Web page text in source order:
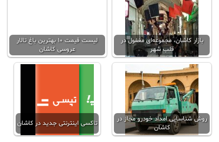
بازار کاشان، مجموعه‌ای مغفول در
قلب شهر
لیست قیمت ۱۰ بهترین باغ تالار
عروسی کاشان
روش شناسایی امداد خودرو مجاز در
کاشان
تاکسی اینترنتی جدید در کاشان